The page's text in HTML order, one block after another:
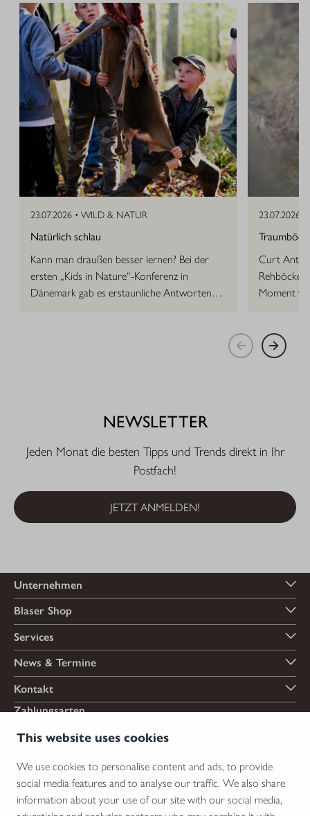
This website uses cookies
We use cookies to personalise content and ads, to provide
social media features and to analyse our traffic. We also share
information about your use of our site with our social media,
23.07.2026 • WILD & NATUR
Natürlich schlau
Kann man draußen besser lernen? Bei der
ersten „Kids in Nature“-Konferenz in
Dänemark gab es erstaunliche Antworten
23.07.2026 •
Curt Anton
Rehböcke,
Moment
NEWSLETTER
Jeden Monat die besten Tipps und Trends direkt in Ihr
Postfach!
JETZT ANMELDEN!
Unternehmen
Blaser Shop
Services
News & Termine
Kontakt
Zahlungsarten
Versandarten